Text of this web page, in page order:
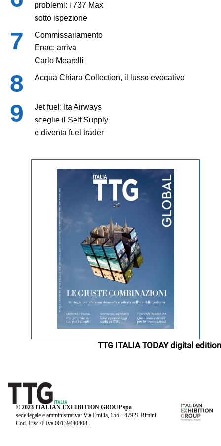
problemi: i 737 Max
sotto ispezione
Commissariamento
Enac: arriva
Carlo Mearelli
Acqua Chiara Collection, il lusso evocativo
Jet fuel: Ita Airways
sceglie il Self Supply
e diventa fuel trader
TTG ITALIA TODAY digital edition
© 2023 ITALIAN EXHIBITION GROUP spa
sede legale e amministrativa: Via Emilia, 155 - 47921 Rimini
Cod. Fisc./P.Iva 00139440408.